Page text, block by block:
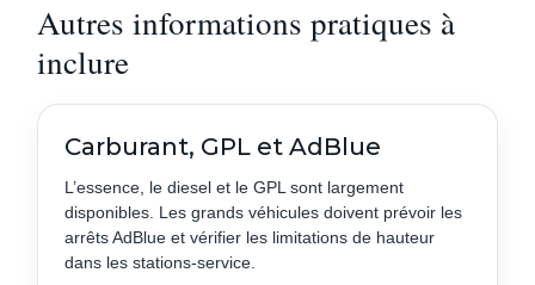
Autres informations pratiques à
inclure
Carburant, GPL et AdBlue
L’essence, le diesel et le GPL sont largement
disponibles. Les grands véhicules doivent prévoir les
arrêts AdBlue et vérifier les limitations de hauteur
dans les stations-service.